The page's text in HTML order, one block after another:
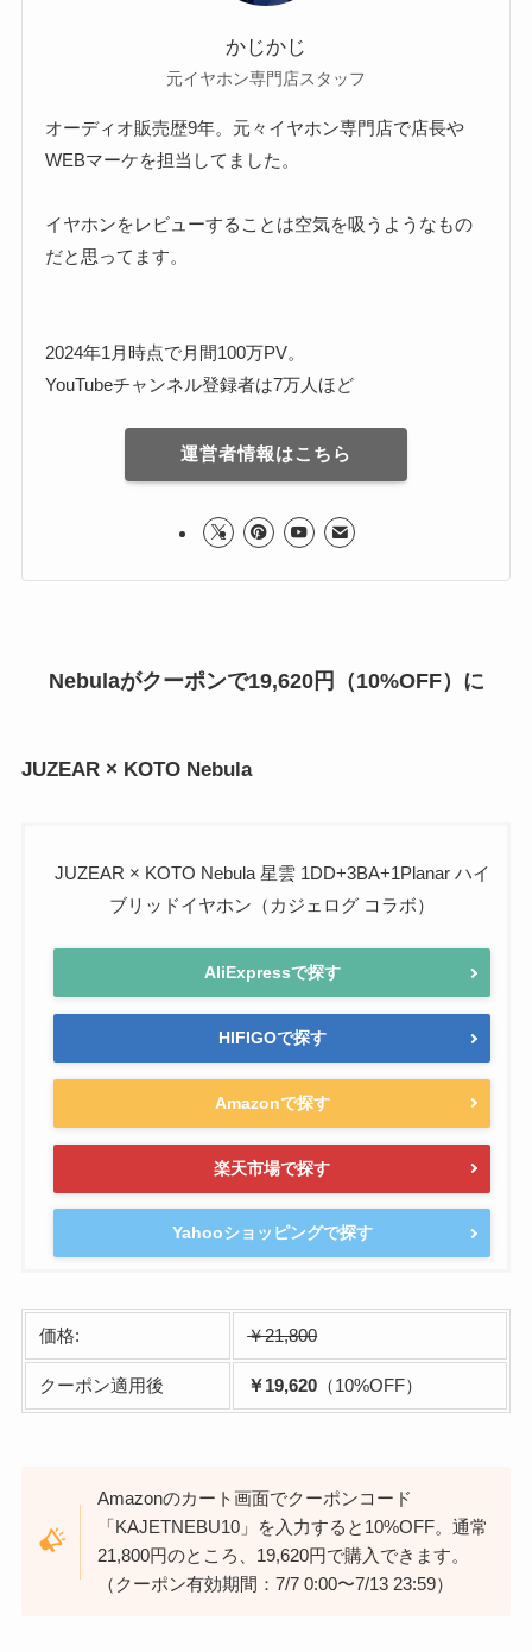
かじかじ
元イヤホン専門店スタッフ
オーディオ販売歴9年。元々イヤホン専門店で店長や
WEBマーケを担当してました。
イヤホンをレビューすることは空気を吸うようなもの
だと思ってます。
2024年1月時点で月間100万PV。
YouTubeチャンネル登録者は7万人ほど
運営者情報はこちら
Nebulaがクーポンで19,620円（10%OFF）に
JUZEAR × KOTO Nebula
JUZEAR × KOTO Nebula 星雲 1DD+3BA+1Planar ハイ
ブリッドイヤホン（カジェログ コラボ）
AliExpressで探す
HIFIGOで探す
Amazonで探す
楽天市場で探す
Yahooショッピングで探す
価格: ￥21,800
クーポン適用後 ￥19,620 （10%OFF）
Amazonのカート画面でクーポンコード
「KAJETNEBU10」を入力すると10%OFF。通常
21,800円のところ、19,620円で購入できます。
（クーポン有効期間：7/7 0:00〜7/13 23:59）